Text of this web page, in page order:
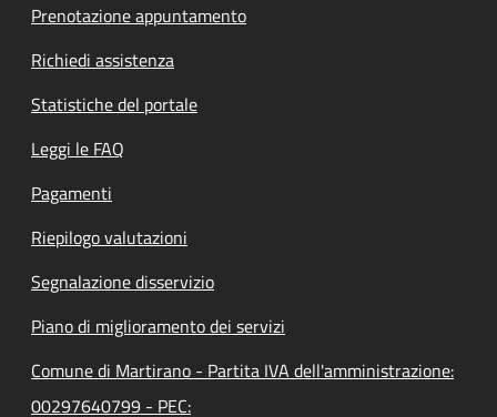
Prenotazione appuntamento
Richiedi assistenza
Statistiche del portale
Leggi le FAQ
Pagamenti
Riepilogo valutazioni
Segnalazione disservizio
Piano di miglioramento dei servizi
Comune di Martirano - Partita IVA dell'amministrazione:
00297640799 - PEC: